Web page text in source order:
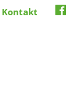
Kontakt